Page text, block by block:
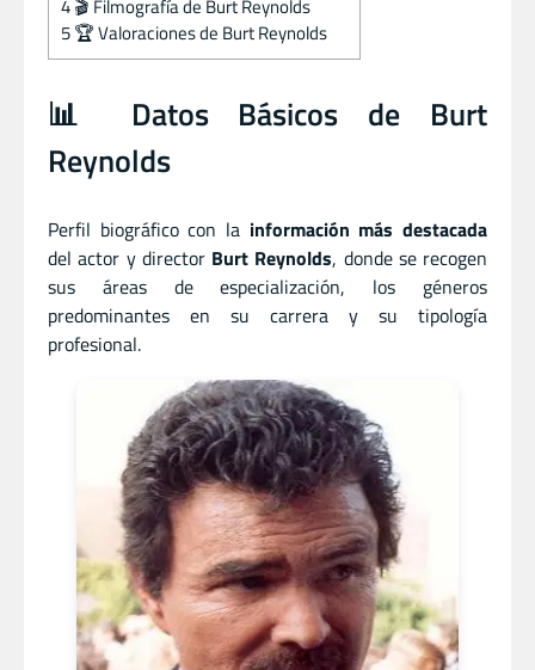
4🎬 Filmografía de Burt Reynolds
5🏆 Valoraciones de Burt Reynolds
📊 Datos Básicos de Burt
Reynolds
Perfil biográfico con la información más destacada
del actor y director Burt Reynolds, donde se recogen
sus áreas de especialización, los géneros
predominantes en su carrera y su tipología
profesional.